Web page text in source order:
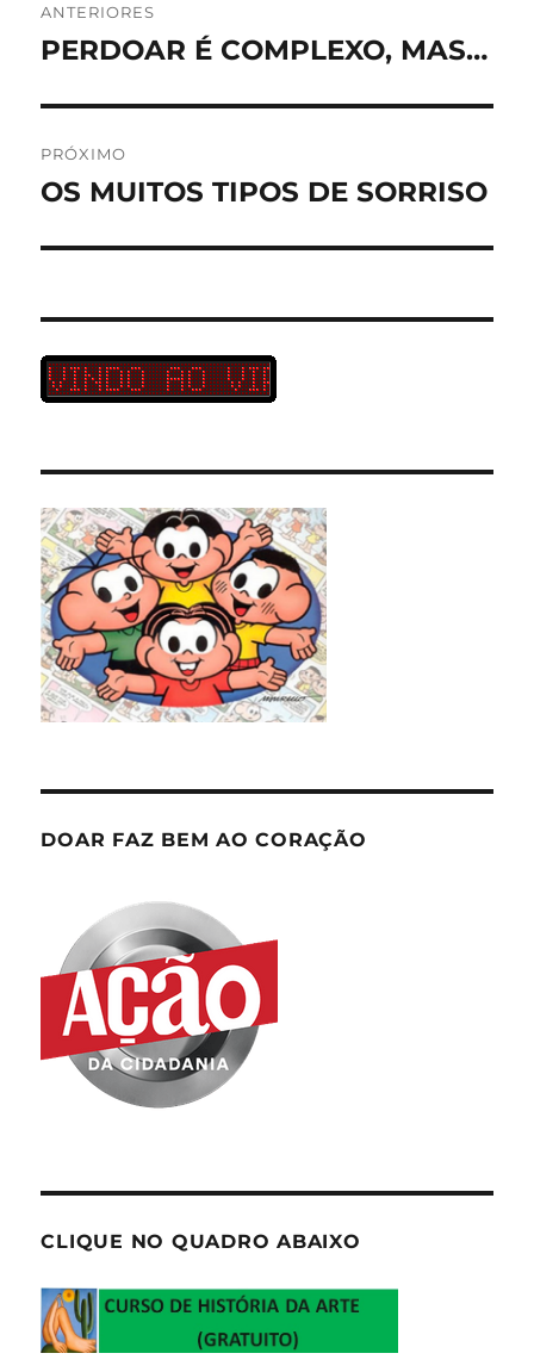
de
ANTERIORES
Post
PERDOAR É COMPLEXO, MAS…
PRÓXIMO
Próximo
OS MUITOS TIPOS DE SORRISO
DOAR FAZ BEM AO CORAÇÃO
CLIQUE NO QUADRO ABAIXO